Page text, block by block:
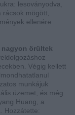
lesoványodva,
mögött,
ellenére
örültek
Végig kellett
munkájuk
üzemet, és még
Huang, a
Hozzátette: